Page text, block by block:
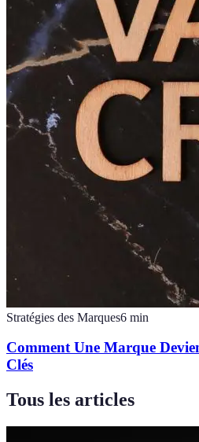
Stratégies des Marques6 min
Comment Une Marque
Clés
Tous les articles